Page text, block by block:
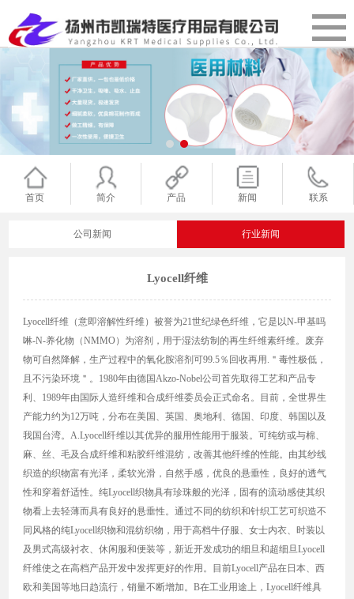
首页 简介 产品 新闻 联系
公司新闻 行业新闻
Lyocell纤维
Lyocell纤维（意即溶解性纤维）被誉为21世纪绿色纤维，它是以N-甲基吗
啉-N-养化物（NMMO）为溶剂，用于湿法纺制的再生纤维素纤维。废弃
物可自然降解，生产过程中的氧化胺溶剂可99.5％回收再用.＂毒性极低，
且不污染环境＂。1980年由德国Akzo-Nobel公司首先取得工艺和产品专
利、1989年由国际人造纤维和合成纤维委员会正式命名。目前，全世界生
产能力约为12万吨，分布在美国、英国、奥地利、德国、印度、韩国以及
我国台湾。A.Lyocell纤维以其优异的服用性能用于服装。可纯纺或与棉、
麻、丝、毛及合成纤维和粘胶纤维混纺，改善其他纤维的性能。由其纱线
织造的织物富有光泽，柔软光滑，自然手感，优良的悬垂性，良好的透气
性和穿着舒适性。纯Lyocell织物具有珍珠般的光泽，固有的流动感使其织
物看上去轻薄而具有良好的悬垂性。通过不同的纺织和针织工艺可织造不
同风格的纯Lyocell织物和混纺织物，用于高档牛仔服、女士内衣、时装以
及男式高级衬衣、休闲服和便装等，新近开发成功的细旦和超细旦Lyocell
纤维使之在高档产品开发中发挥更好的作用。目前Lyocell产品在日本、西
欧和美国等地日趋流行，销量不断增加。B在工业用途上，Lyocell纤维具